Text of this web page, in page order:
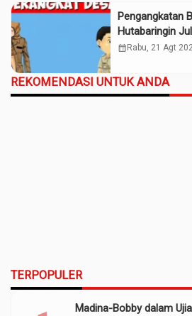
Pengangkatan
Hutabaringin
calendar_month Rabu, 21 Agt
REKOMENDASI UNTUK ANDA
TERPOPULER
Madina-Bobby dalam